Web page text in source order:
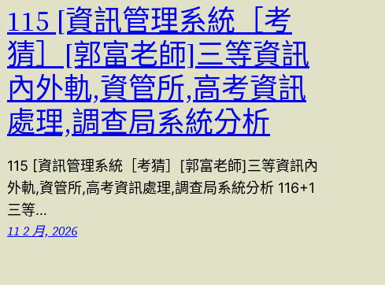
115 [資訊管理系統［考
猜］[郭富老師]三等資訊
內外軌,資管所,高考資訊
處理,調查局系統分析
115 [資訊管理系統［考猜］[郭富老師]三等資訊內
外軌,資管所,高考資訊處理,調查局系統分析 116+1
三等…
11 2 月, 2026